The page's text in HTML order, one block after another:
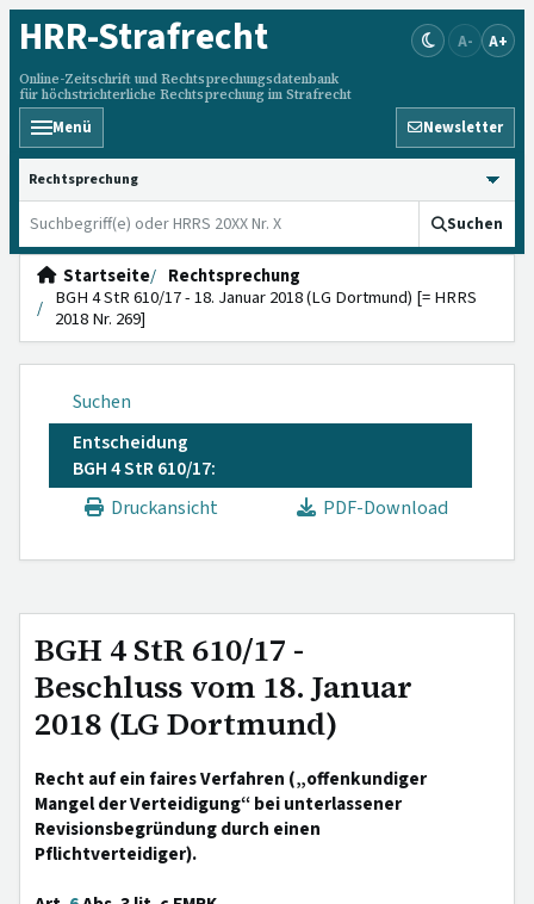
HRR-Strafrecht
Online-Zeitschrift und Rechtsprechungsdatenbank
für höchstrichterliche Rechtsprechung im Strafrecht
A- A+
Menü Newsletter
HRRS durchsuchen
Suchen
Startseite
Rechtsprechung
BGH 4 StR 610/17 - 18. Januar 2018 (LG Dortmund) [= HRRS
2018 Nr. 269]
Suchen
Entscheidung
BGH 4 StR 610/17:
Druckansicht
PDF-Download
BGH 4 StR 610/17 -
Beschluss vom 18. Januar
2018 (LG Dortmund)
Recht auf ein faires Verfahren („offenkundiger
Mangel der Verteidigung“ bei unterlassener
Revisionsbegründung durch einen
Pflichtverteidiger).